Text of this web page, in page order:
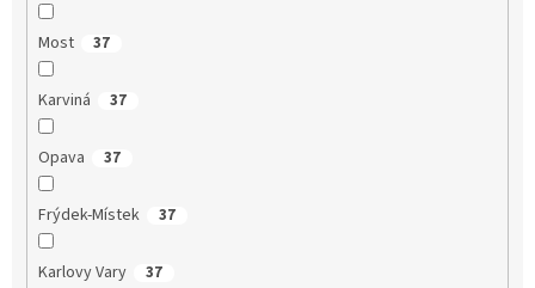
Most 37
Karviná 37
Opava 37
Frýdek-Místek 37
Karlovy Vary 37